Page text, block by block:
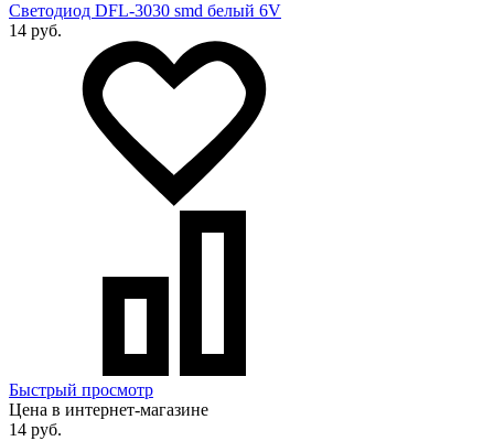
Светодиод DFL-3030 smd белый 6V
14 руб.
Быстрый просмотр
Цена в интернет-магазине
14 руб.